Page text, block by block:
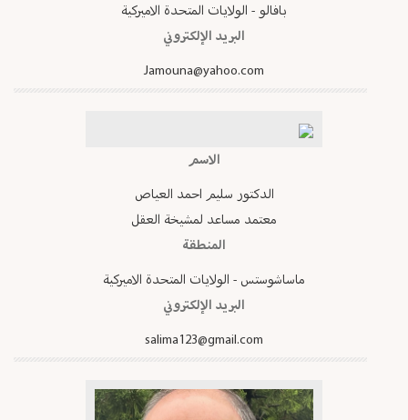
بافالو - الولايات المتحدة الاميركية
البريد الإلكتروني
Jamouna@yahoo.com
الاسم
الدكتور سليم احمد العياص
معتمد مساعد لمشيخة العقل
المنطقة
ماساشوستس - الولايات المتحدة الاميركية
البريد الإلكتروني
salima123@gmail.com